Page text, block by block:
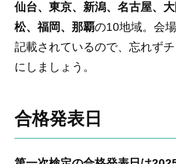
仙台、東京、新潟、名古屋、
松、福岡、那覇の10地域。会
記載されているので、忘れず
にしましょう。
合格発表日